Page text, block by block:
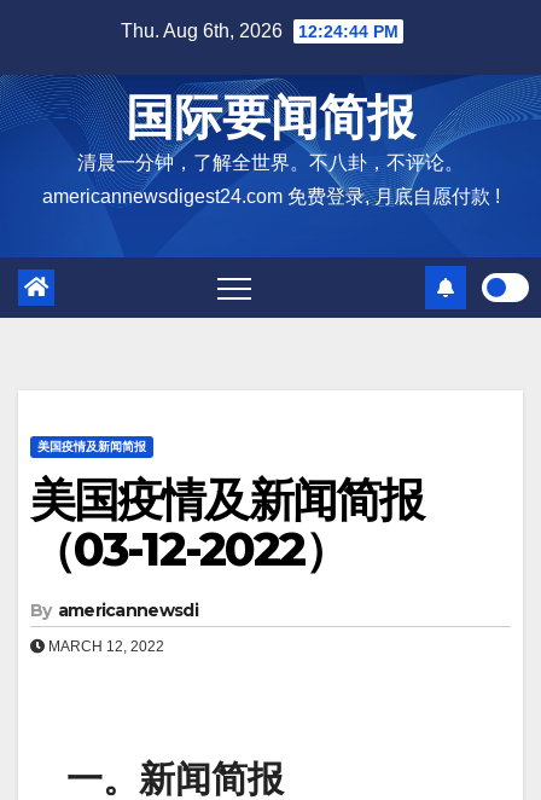
content
Thu. Aug 6th, 2026 12:24:44 PM
国际要闻简报
清晨一分钟，了解全世界。不八卦，不评论。
americannewsdigest24.com 免费登录, 月底自愿付款 !
美国疫情及新闻简报
美国疫情及新闻简报
（03-12-2022）
By americannewsdi
MARCH 12, 2022
一。新闻简报